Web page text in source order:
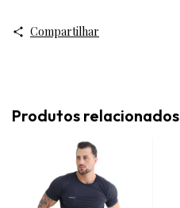
Compartilhar
Produtos relacionados